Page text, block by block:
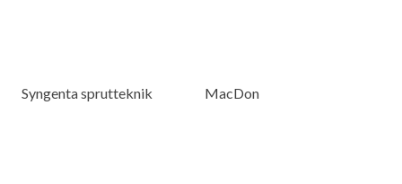
Syngenta sprutteknik MacDon